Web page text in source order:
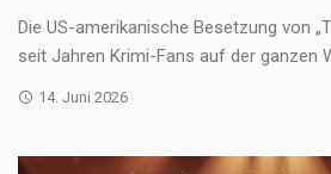
Die US-amerikanische Besetzung von
seit Jahren Krimi-Fans auf der ganzen
14. Juni 2026